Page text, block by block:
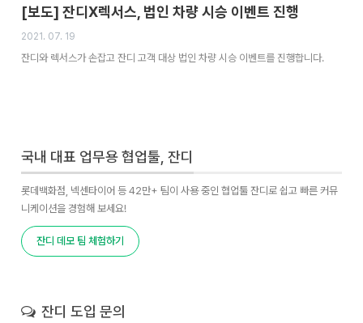
[보도] 잔디X렉서스, 법인 차량 시승 이벤트 진행
2021. 07. 19
잔디와 렉서스가 손잡고 잔디 고객 대상 법인 차량 시승 이벤트를 진행합니다.
국내 대표 업무용 협업툴, 잔디
롯데백화점, 넥센타이어 등 42만+ 팀이 사용 중인 협업툴 잔디로 쉽고 빠른 커뮤
니케이션을 경험해 보세요!
잔디 데모 팀 체험하기
잔디 도입 문의